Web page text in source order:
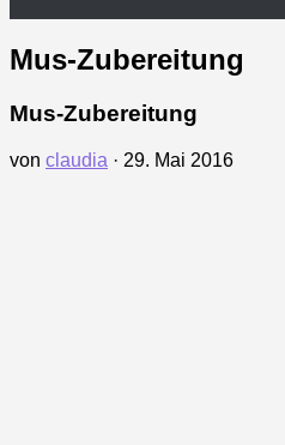
Mus-Zubereitung
Mus-Zubereitung
von claudia · 29. Mai 2016